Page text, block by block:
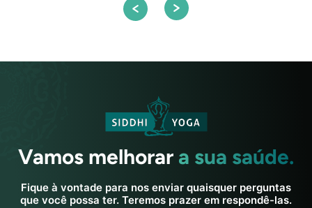
Vamos melhorar a sua saúde.
Fique à vontade para nos enviar quaisquer perguntas
que você possa ter. Teremos prazer em respondê-las.